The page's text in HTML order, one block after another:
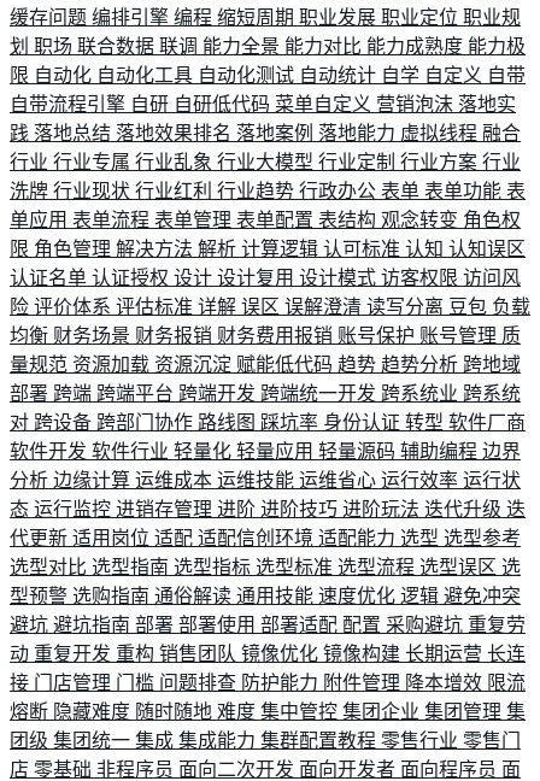
缓存问题 编排引擎 编程 缩短周期 职业发展 职业定位 职业规
划 职场 联合数据 联调 能力全景 能力对比 能力成熟度 能力极
限 自动化 自动化工具 自动化测试 自动统计 自学 自定义 自带
自带流程引擎 自研 自研低代码 菜单自定义 营销泡沫 落地实
践 落地总结 落地效果排名 落地案例 落地能力 虚拟线程 融合
行业 行业专属 行业乱象 行业大模型 行业定制 行业方案 行业
洗牌 行业现状 行业红利 行业趋势 行政办公 表单 表单功能 表
单应用 表单流程 表单管理 表单配置 表结构 观念转变 角色权
限 角色管理 解决方法 解析 计算逻辑 认可标准 认知 认知误区
认证名单 认证授权 设计 设计复用 设计模式 访客权限 访问风
险 评价体系 评估标准 详解 误区 误解澄清 读写分离 豆包 负载
均衡 财务场景 财务报销 财务费用报销 账号保护 账号管理 质
量规范 资源加载 资源沉淀 赋能低代码 趋势 趋势分析 跨地域
部署 跨端 跨端平台 跨端开发 跨端统一开发 跨系统业 跨系统
对 跨设备 跨部门协作 路线图 踩坑率 身份认证 转型 软件厂商
软件开发 软件行业 轻量化 轻量应用 轻量源码 辅助编程 边界
分析 边缘计算 运维成本 运维技能 运维省心 运行效率 运行状
态 运行监控 进销存管理 进阶 进阶技巧 进阶玩法 迭代升级 迭
代更新 适用岗位 适配 适配信创环境 适配能力 选型 选型参考
选型对比 选型指南 选型指标 选型标准 选型流程 选型误区 选
型预警 选购指南 通俗解读 通用技能 速度优化 逻辑 避免冲突
避坑 避坑指南 部署 部署使用 部署适配 配置 采购避坑 重复劳
动 重复开发 重构 销售团队 镜像优化 镜像构建 长期运营 长连
接 门店管理 门槛 问题排查 防护能力 附件管理 降本增效 限流
熔断 隐藏难度 随时随地 难度 集中管控 集团企业 集团管理 集
团级 集团统一 集成 集成能力 集群配置教程 零售行业 零售门
店 零基础 非程序员 面向二次开发 面向开发者 面向程序员 面